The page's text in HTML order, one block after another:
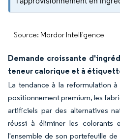
Source: Mordor Intelligence
Demande croissante
teneur calorique et à
La tendance à la reformulation
positionnement premium, les
artificiels par des alternatives
réussi à éliminer les colorants
l'ensemble de son portefeuille